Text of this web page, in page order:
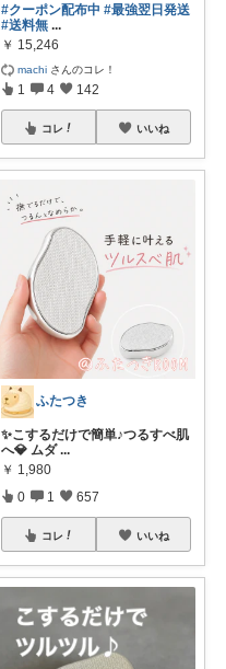
#クーポン配布中 #最強翌日発送
#送料無 ...
￥ 15,246
machi さんのコレ！
1 4 142
コレ いいね
ふたつき
✨こするだけで簡単♪つるすべ肌
へ💎 ムダ ...
￥ 1,980
0 1 657
コレ いいね